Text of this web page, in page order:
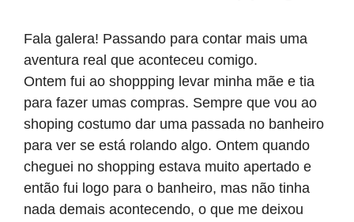
Fala galera! Passando para contar mais uma
aventura real que aconteceu comigo.
Ontem fui ao shoppping levar minha mãe e tia
para fazer umas compras. Sempre que vou ao
shoping costumo dar uma passada no banheiro
para ver se está rolando algo. Ontem quando
cheguei no shopping estava muito apertado e
então fui logo para o banheiro, mas não tinha
nada demais acontecendo, o que me deixou